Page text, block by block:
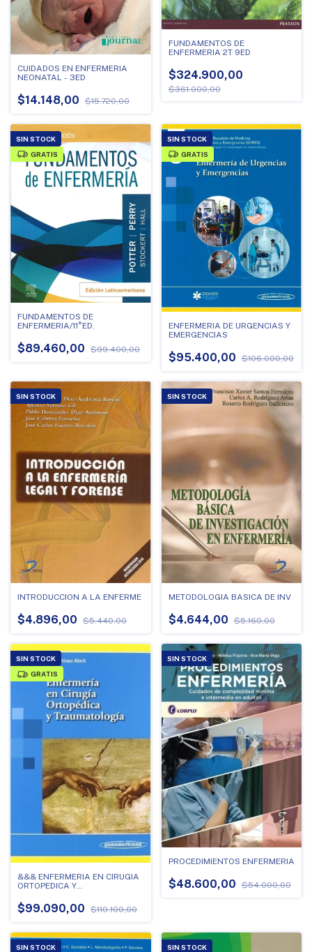
CUIDADOS EN ENFERMERIA
NEONATAL - 3ED
$14.148,00 $15.720,00
FUNDAMENTOS DE
ENFERMERIA 2T 9ED
$324.900,00
$361.000,00
SIN STOCK
GRATIS
FUNDAMENTOS DE
ENFERMERIA/11°ED.
$89.460,00 $99.400,00
SIN STOCK
GRATIS
ENFERMERIA DE URGENCIAS Y
EMERGENCIAS
$95.400,00 $106.000,00
SIN STOCK
INTRODUCCION A LA ENFERME
$4.896,00 $5.440,00
SIN STOCK
METODOLOGIA BASICA DE INV
$4.644,00 $5.160,00
SIN STOCK
GRATIS
&&& ENFERMERIA EN CIRUGIA
ORTOPEDICA Y
$99.090,00 $110.100,00
SIN STOCK
PROCEDIMIENTOS ENFERMERIA
$48.600,00 $54.000,00
SIN STOCK SIN STOCK